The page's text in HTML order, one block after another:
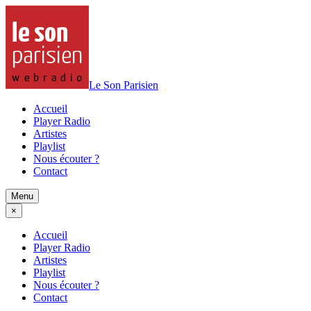
Le Son Parisien
Accueil
Player Radio
Artistes
Playlist
Nous écouter ?
Contact
Menu
×
Accueil
Player Radio
Artistes
Playlist
Nous écouter ?
Contact